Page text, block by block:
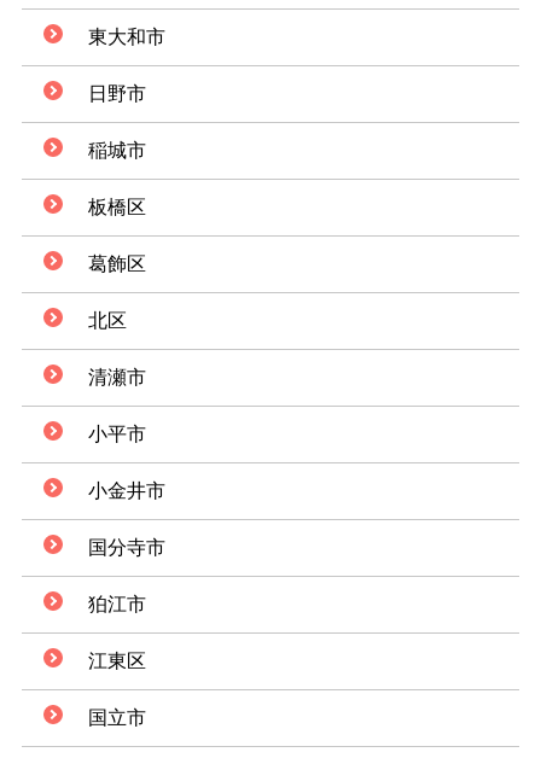
東大和市
日野市
稲城市
板橋区
葛飾区
北区
清瀬市
小平市
小金井市
国分寺市
狛江市
江東区
国立市